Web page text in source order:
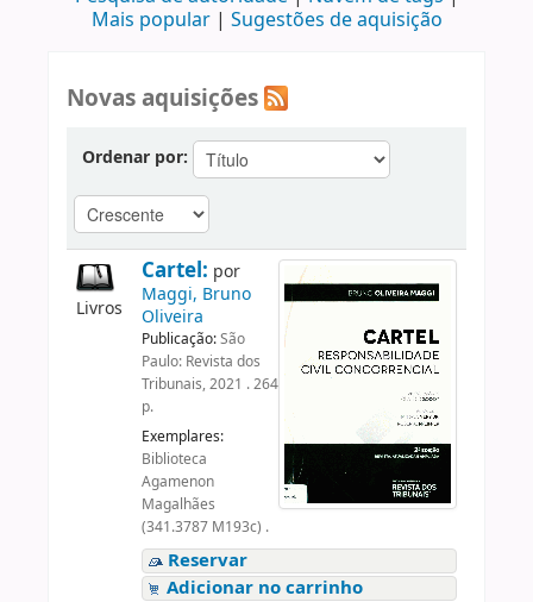
Mais popular
Sugestões de aquisição
Novas aquisições
Ordenar por:
Livros
Cartel: por
Maggi, Bruno
Oliveira
Publicação:São
Paulo: Revista dos
Tribunais, 2021 . 264
p.
Exemplares:
Biblioteca
Agamenon
Magalhães
(341.3787 M193c) .
Reservar
Adicionar no carrinho